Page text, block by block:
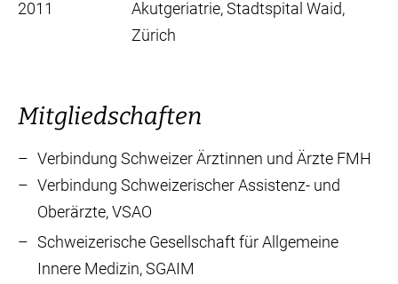
2011
Akutgeriatrie, Stadtspital Waid,
Zürich
Mitgliedschaften
Verbindung Schweizer Ärztinnen und Ärzte FMH
Verbindung Schweizerischer Assistenz- und
Oberärzte, VSAO
Schweizerische Gesellschaft für Allgemeine
Innere Medizin, SGAIM